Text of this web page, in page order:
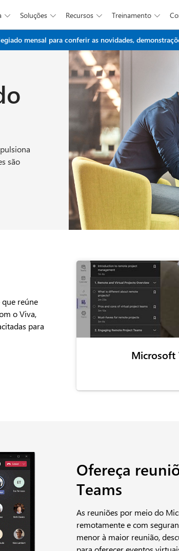
Ir para o conteúdo principal
 Soluções  Recursos  Treinamento 
mensal para conferir as novidades,
são
reúne
o Viva,
para
Microsoft
Ofereça
Teams
As reuniões por meio do
remotamente e com
menor à maior reunião,